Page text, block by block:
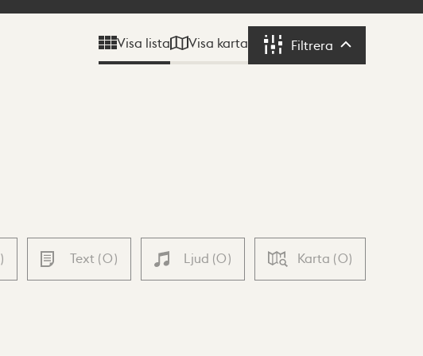
Visa lista Visa karta Filtrera Filtrera
) Text (0) Ljud (0) Karta (0)